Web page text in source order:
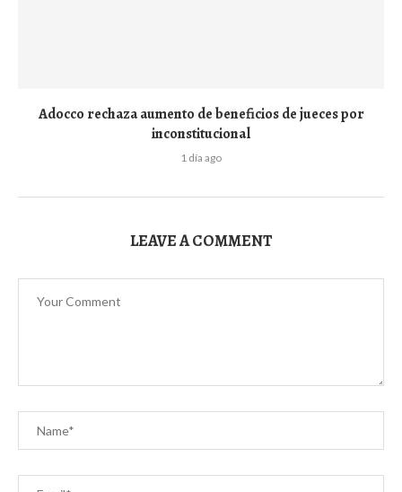
Adocco rechaza aumento de beneficios de jueces por
inconstitucional
1 día ago
LEAVE A COMMENT